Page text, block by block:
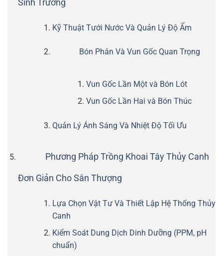
Sinh Trưởng
Kỹ Thuật Tưới Nước Và Quản Lý Độ Ẩm
Bón Phân Và Vun Gốc Quan Trọng
Vun Gốc Lần Một và Bón Lót
Vun Gốc Lần Hai và Bón Thúc
Quản Lý Ánh Sáng Và Nhiệt Độ Tối Ưu
Phương Pháp Trồng Khoai Tây Thủy Canh
Đơn Giản Cho Sân Thượng
Lựa Chọn Vật Tư Và Thiết Lập Hệ Thống Thủy
Canh
Kiểm Soát Dung Dịch Dinh Dưỡng (PPM, pH
chuẩn)